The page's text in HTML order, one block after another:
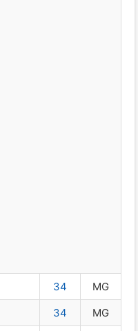
34
MG
34
MG